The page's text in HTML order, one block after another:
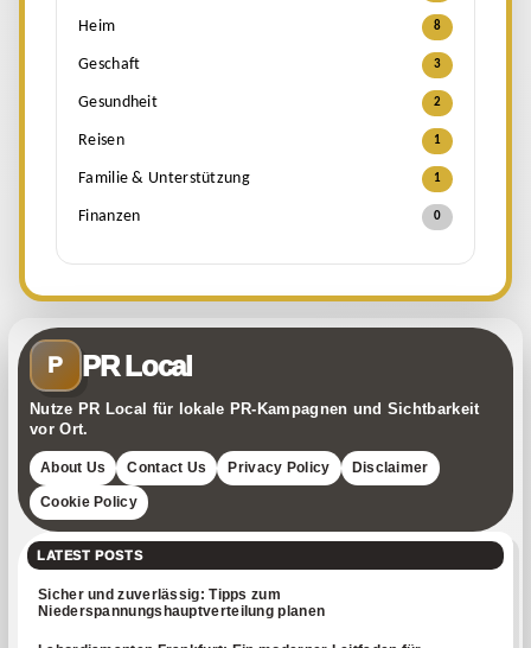
Heim 8
Geschaft 3
Gesundheit 2
Reisen 1
Familie & Unterstützung 1
Finanzen 0
P PR Local
Nutze PR Local für lokale PR-Kampagnen und Sichtbarkeit
vor Ort.
About Us Contact Us Privacy Policy Disclaimer
Cookie Policy
LATEST POSTS
Sicher und zuverlässig: Tipps zum
Niederspannungshauptverteilung planen